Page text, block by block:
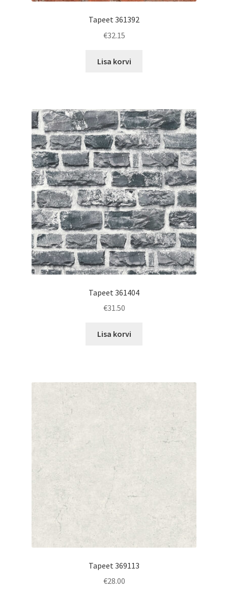
Tapeet 361392
€32.15
Lisa korvi
Tapeet 361404
€31.50
Lisa korvi
Tapeet 369113
€28.00